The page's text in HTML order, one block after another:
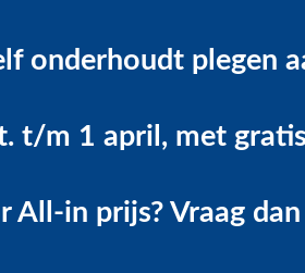
onderhoudt plegen
t/m 1 april, met
All-in prijs? Vraag